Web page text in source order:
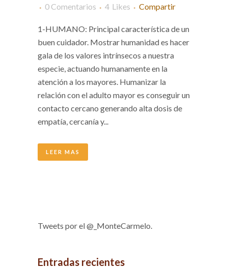
0 Comentarios
4 Likes Compartir
1-HUMANO: Principal característica de un
buen cuidador. Mostrar humanidad es hacer
gala de los valores intrínsecos a nuestra
especie, actuando humanamente en la
atención a los mayores. Humanizar la
relación con el adulto mayor es conseguir un
contacto cercano generando alta dosis de
empatía, cercanía y...
LEER MAS
Tweets por el @_MonteCarmelo.
Entradas recientes